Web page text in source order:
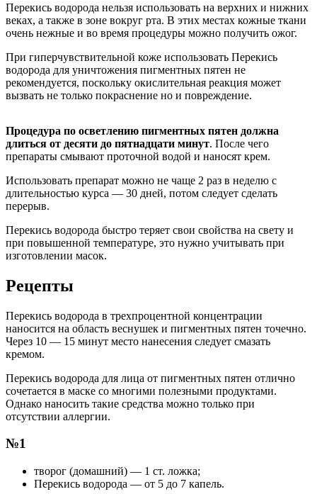
Перекись водорода нельзя использовать на верхних и нижних
веках, а также в зоне вокруг рта. В этих местах кожные ткани
очень нежные и во время процедуры можно получить ожог.
При гиперчувствительной коже использовать Перекись
водорода для уничтожения пигментных пятен не
рекомендуется, поскольку окислительная реакция может
вызвать не только покраснение но и повреждение.
Процедура по осветлению пигментных пятен должна
длиться от десяти до пятнадцати минут. После чего
препараты смывают проточной водой и наносят крем.
Использовать препарат можно не чаще 2 раз в неделю с
длительностью курса — 30 дней, потом следует сделать
перерыв.
Перекись водорода быстро теряет свои свойства на свету и
при повышенной температуре, это нужно учитывать при
изготовлении масок.
Рецепты
Перекись водорода в трехпроцентной концентрации
наносится на область веснушек и пигментных пятен точечно.
Через 10 — 15 минут место нанесения следует смазать
кремом.
Перекись водорода для лица от пигментных пятен отлично
сочетается в маске со многими полезными продуктами.
Однако наносить такие средства можно только при
отсутствии аллергии.
№1
творог (домашний) — 1 ст. ложка;
Перекись водорода — от 5 до 7 капель.